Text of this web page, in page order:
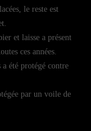
le reste est
et laisse a présent
ces années.
a été protégé contre
par un voile de